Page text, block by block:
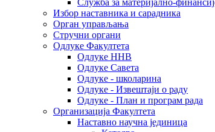
Служба за материјално-
Избор наставника и сарадника
Oрган управљања
Стручни органи
Одлуке Факултета
Одлуке ННВ
Одлуке Савета
Одлуке - школарина
Одлуке - Извештаји о раду
Одлуке - План и програм рада
Организација Факултета
Наставно научна јединица